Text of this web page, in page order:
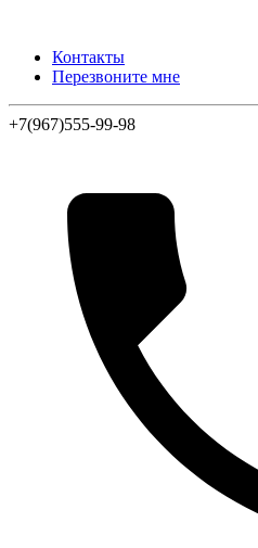
Контакты
Перезвоните мне
+7(967)555-99-98